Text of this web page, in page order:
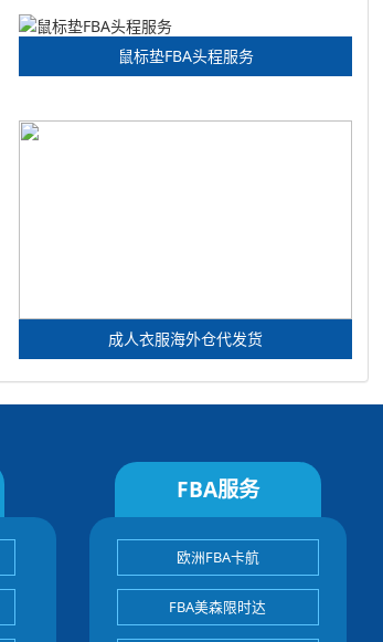
鼠标垫FBA头程服务
成人衣服海外仓代发货
FBA服务
欧洲FBA卡航
FBA美森限时达